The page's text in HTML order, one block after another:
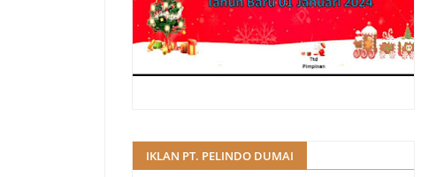
IKLAN PT. PELINDO DUMAI